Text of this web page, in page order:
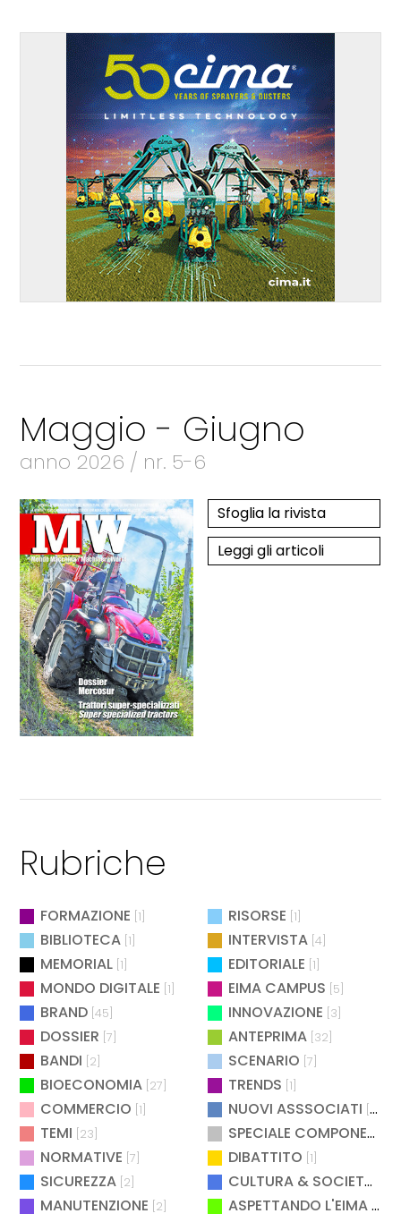
Maggio - Giugno
anno 2026 / nr. 5-6
Sfoglia la rivista
Leggi gli articoli
Rubriche
FORMAZIONE [1] RISORSE [1]
BIBLIOTECA [1] INTERVISTA [4]
MEMORIAL [1] EDITORIALE [1]
MONDO DIGITALE [1] EIMA CAMPUS [5]
BRAND [45] INNOVAZIONE [3]
DOSSIER [7] ANTEPRIMA [32]
BANDI [2] SCENARIO [7]
BIOECONOMIA [27] TRENDS [1]
COMMERCIO [1] NUOVI ASSSOCIATI [15]
TEMI [23]
SPECIALE COMPONENTISTICA
NORMATIVE [7] DIBATTITO [1]
SICUREZZA [2] CULTURA & SOCIETÀ
MANUTENZIONE [2] ASPETTANDO L'EIMA [4]